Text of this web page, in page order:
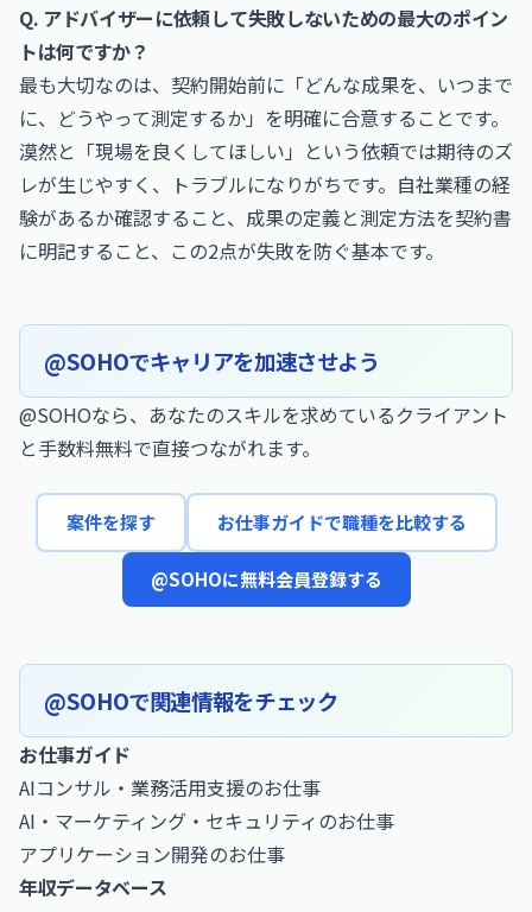
Q. アドバイザーに依頼して失敗しないための最大のポイン
トは何ですか？
最も大切なのは、契約開始前に「どんな成果を、いつまで
に、どうやって測定するか」を明確に合意することです。
漠然と「現場を良くしてほしい」という依頼では期待のズ
レが生じやすく、トラブルになりがちです。自社業種の経
験があるか確認すること、成果の定義と測定方法を契約書
に明記すること、この2点が失敗を防ぐ基本です。
@SOHOでキャリアを加速させよう
@SOHOなら、あなたのスキルを求めているクライアント
と手数料無料で直接つながれます。
案件を探す お仕事ガイドで職種を比較する
@SOHOに無料会員登録する
@SOHOで関連情報をチェック
お仕事ガイド
AIコンサル・業務活用支援のお仕事
AI・マーケティング・セキュリティのお仕事
アプリケーション開発のお仕事
年収データベース